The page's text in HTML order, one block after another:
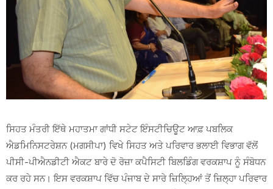
ਸਿਹਤ ਮੰਤਰੀ ਇੱਥੇ ਮਹਾਤਮਾ ਗਾਂਧੀ ਸਟੇਟ ਇੰਸਟੀਚਿਊਟ ਆਫ਼ ਪਬਲਿਕ
ਐਡਮਿਨਿਸਟਰੇਸ਼ਨ (ਮਗਸੀਪਾ) ਵਿਖੇ ਸਿਹਤ ਅਤੇ ਪਰਿਵਾਰ ਭਲਾਈ ਵਿਭਾਗ ਵੱਲੋਂ
ਪੀਸੀ-ਪੀਐਨਡੀਟੀ ਐਕਟ ਬਾਰੇ ਦੋ ਰੋਜ਼ਾ ਕਪੈਸਿਟੀ ਬਿਲਡਿੰਗ ਵਰਕਸ਼ਾਪ ਨੂੰ ਸੰਬੋਧਨ
ਕਰ ਰਹੇ ਸਨ। ਇਸ ਵਰਕਸ਼ਾਪ ਵਿੱਚ ਪੰਜਾਬ ਦੇ ਸਾਰੇ ਜ਼ਿਲਿ੍ਹਆਂ ਤੋਂ ਜ਼ਿਲ੍ਹਾ ਪਰਿਵਾਰ